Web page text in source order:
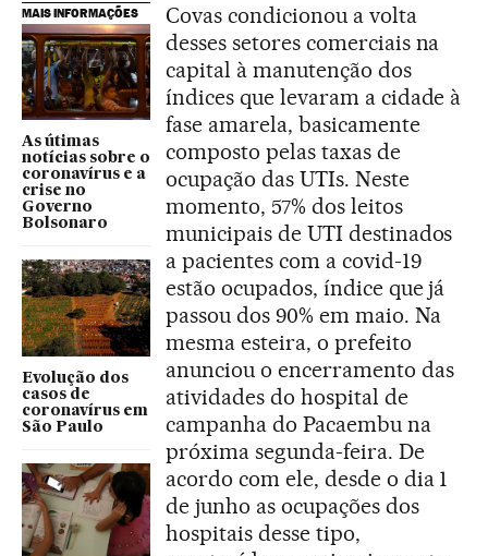
MAIS INFORMAÇÕES
As útimas
notícias sobre o
coronavírus e a
crise no
Governo
Bolsonaro
Evolução dos
casos de
coronavírus em
São Paulo
Covas condicionou a volta
desses setores comerciais na
capital à manutenção dos
índices que levaram a cidade à
fase amarela, basicamente
composto pelas taxas de
ocupação das UTIs. Neste
momento, 57% dos leitos
municipais de UTI destinados
a pacientes com a covid-19
estão ocupados, índice que já
passou dos 90% em maio. Na
mesma esteira, o prefeito
anunciou o encerramento das
atividades do hospital de
campanha do Pacaembu na
próxima segunda-feira. De
acordo com ele, desde o dia 1
de junho as ocupações dos
hospitais desse tipo,